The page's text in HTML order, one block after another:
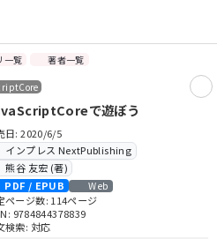
一覧 著者一覧
で遊ぼう
日: 2020/6/5
インプレス NextPublishing
熊谷 友宏 (著)
PDF / EPUB
Web
ページ数: 114ページ
9784844378839
検索: 対応